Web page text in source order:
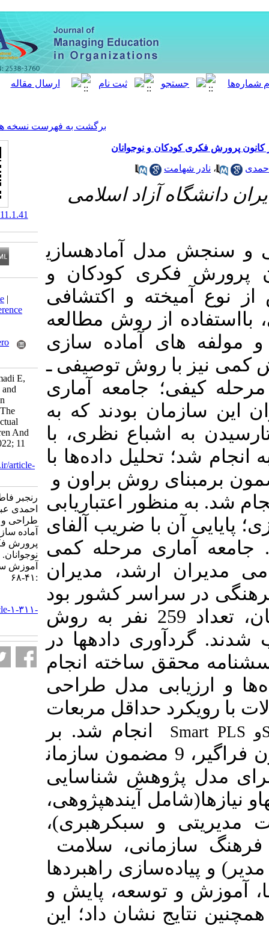
برگشت به فهرست نسخه ها
و نوجوانان
آزاد اسلامی
آماده سازی
کودکانو
و اکتشافی
از روش مطالعه
آماده سازی
روش توصیفی ـ
جامعه آماری
بودند که به
نظری، با
داده­‌ها با
روش براون و
اعتباریابی
با ضریب آلفای
مرحله کمی
مدیران
کشور بود
تعداد 259 نفر به روش
داده­ها در
ساخته انجام
مدل طراحی
حداقل مربعات
انجام شد. بر
پژوهش شناسایی
آینده­پژوهی،
و سبک­رهبری)،
سلامت
راهبردها
پایش و
نشان داد؛ این
Download citation:
BibTeX
RIS |EndNote|
Medlars
ProCite | Reference
RefWorks
Mendeley
Zotero
ranjbar F, salehi M, ahmadi E,
shahamat N. Designing and
Assessment Suuccession
Management Model In The
Institute For The Intellectual
Development Of Children And
Young Adults. MEO 2022; 11
URL:http://journalieaa.ir/article-
رنجبر فاطمه، صالحی مسلم،
احمدی عباداله، شهامت نادر.
طراحی و ارزیابی مدل مدیریت
آماده سازی جانشین در کانون
پرورش فکری کودکان و
نوجوانان. نشریه مديريت بر
آموزش سازمانها. ۱۴۰۱; ۱۱ (۱)
:۴۱-۶۸
http://journalieaa.ir/article-۱-۳۱۱-